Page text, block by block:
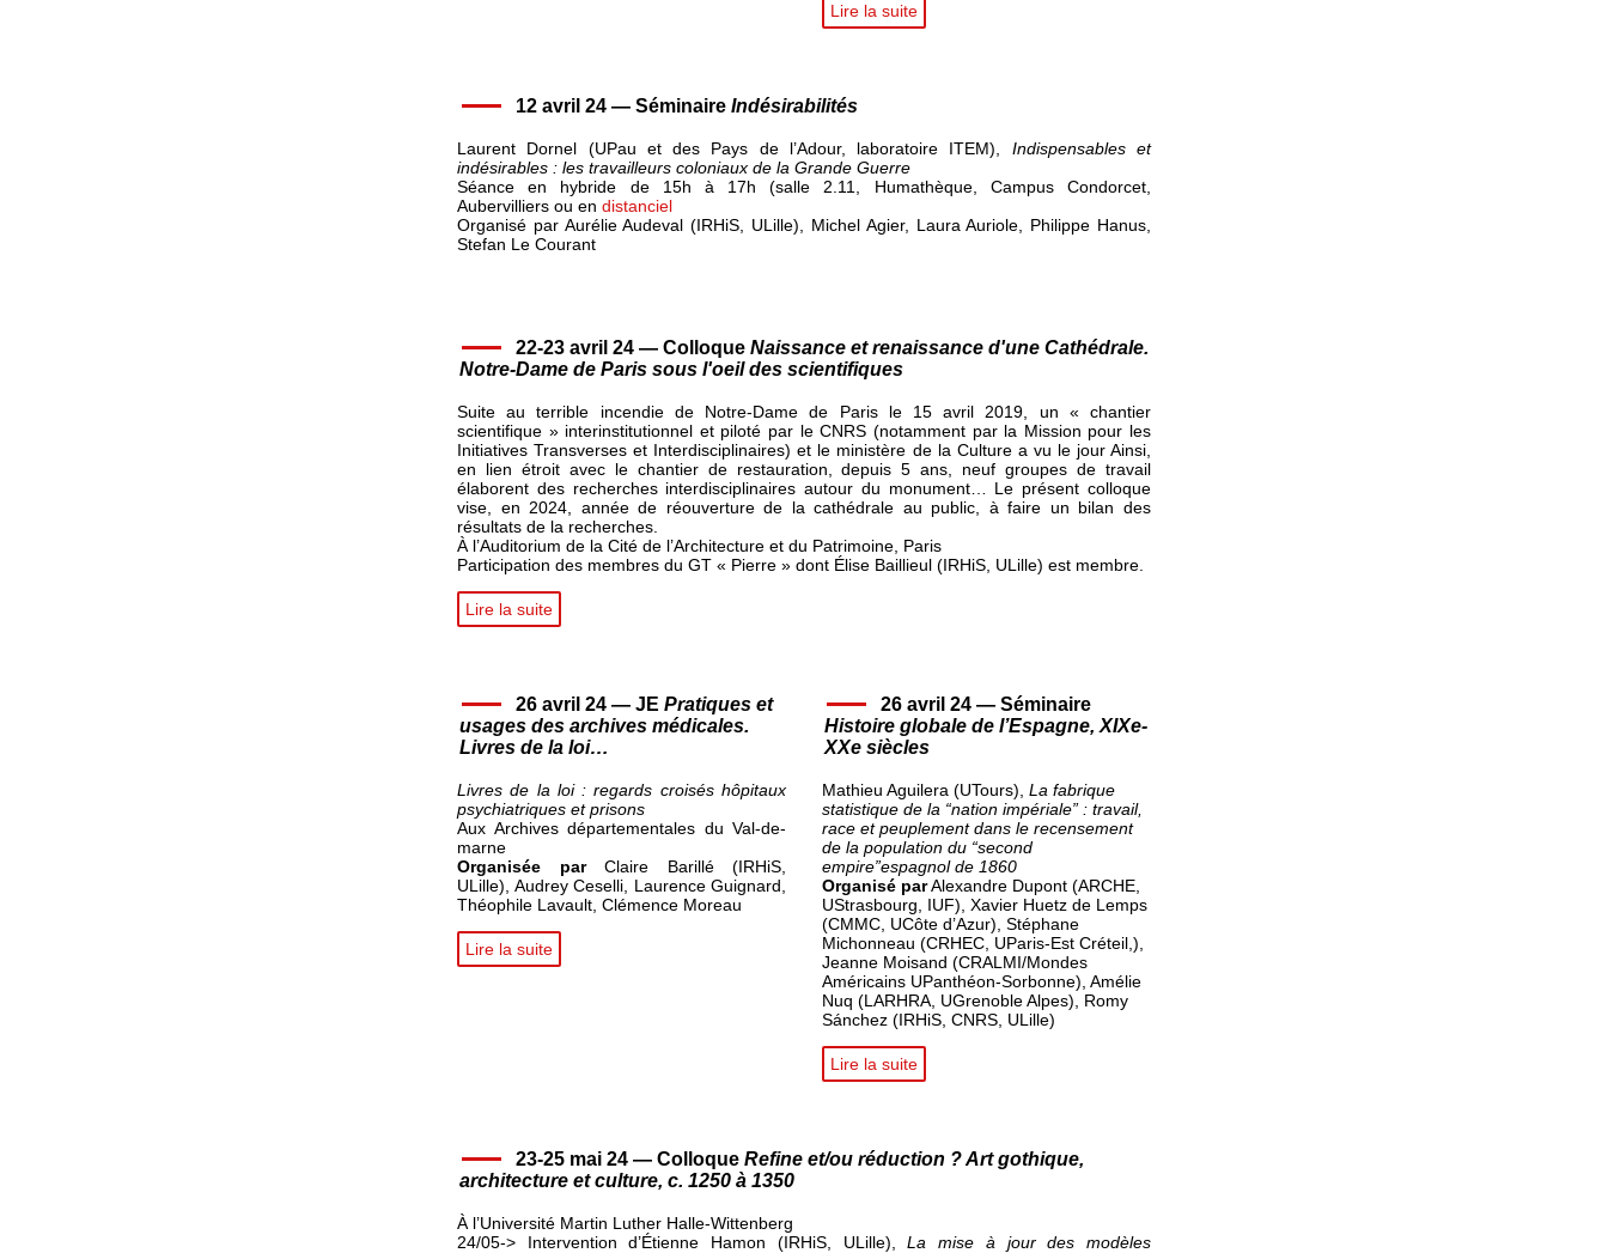
Lire la suite
12 avril 24 — Séminaire Indésirabilités
Laurent Dornel (UPau et des Pays de l’Adour, laboratoire ITEM), Indispensables et
indésirables : les travailleurs coloniaux de la Grande Guerre
Séance en hybride de 15h à 17h (salle 2.11, Humathèque, Campus Condorcet,
Aubervilliers ou en distanciel
Organisé par Aurélie Audeval (IRHiS, ULille), Michel Agier, Laura Auriole, Philippe Hanus,
Stefan Le Courant
22-23 avril 24 — Colloque Naissance et renaissance d'une Cathédrale.
Notre-Dame de Paris sous l'oeil des scientifiques
Suite au terrible incendie de Notre-Dame de Paris le 15 avril 2019, un « chantier
scientifique » interinstitutionnel et piloté par le CNRS (notamment par la Mission pour les
Initiatives Transverses et Interdisciplinaires) et le ministère de la Culture a vu le jour Ainsi,
en lien étroit avec le chantier de restauration, depuis 5 ans, neuf groupes de travail
élaborent des recherches interdisciplinaires autour du monument… Le présent colloque
vise, en 2024, année de réouverture de la cathédrale au public, à faire un bilan des
résultats de la recherches.
À l’Auditorium de la Cité de l’Architecture et du Patrimoine, Paris
Participation des membres du GT « Pierre » dont Élise Baillieul (IRHiS, ULille) est membre.
Lire la suite
26 avril 24 — JE Pratiques et
usages des archives médicales.
Livres de la loi…
Livres de la loi : regards croisés hôpitaux
psychiatriques et prisons
Aux Archives départementales du Val-de-
marne
Organisée par Claire Barillé (IRHiS,
ULille), Audrey Ceselli, Laurence Guignard,
Théophile Lavault, Clémence Moreau
Lire la suite
26 avril 24 — Séminaire
Histoire globale de l’Espagne, XIXe-
XXe siècles
Mathieu Aguilera (UTours), La fabrique
statistique de la “nation impériale” : travail,
race et peuplement dans le recensement
de la population du “second
empire”espagnol de 1860
Organisé parAlexandre Dupont (ARCHE,
UStrasbourg, IUF), Xavier Huetz de Lemps
(CMMC, UCôte d’Azur), Stéphane
Michonneau (CRHEC, UParis-Est Créteil,),
Jeanne Moisand (CRALMI/Mondes
Américains UPanthéon-Sorbonne), Amélie
Nuq (LARHRA, UGrenoble Alpes), Romy
Sánchez (IRHiS, CNRS, ULille)
Lire la suite
23-25 mai 24 — Colloque Refine et/ou réduction ? Art gothique,
architecture et culture, c. 1250 à 1350
À l’Université Martin Luther Halle-Wittenberg
24/05-> Intervention d’Étienne Hamon (IRHiS, ULille),La mise à jour des modèles